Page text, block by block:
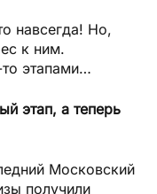
навсегда! Но,
к ним.
этапами…
этап, а теперь
Московский
получили